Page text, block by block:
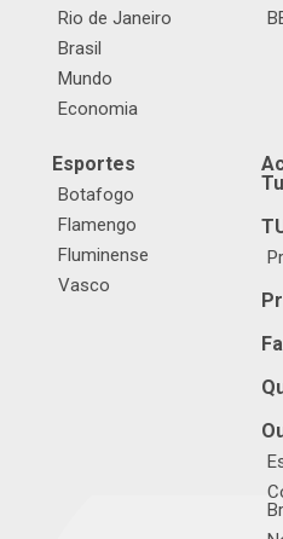
Rio de Janeiro
Brasil
Mundo
Economia
Esportes
Botafogo
Flamengo
Fluminense
Vasco